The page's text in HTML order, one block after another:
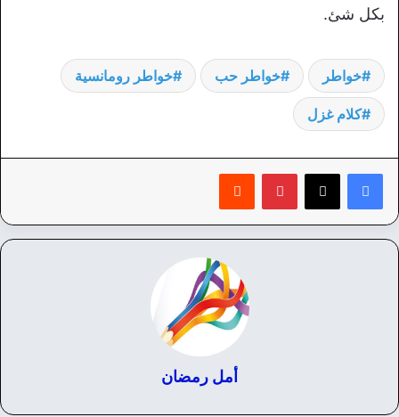
بكل شئ.
خواطر خواطر حب خواطر رومانسية
كلام غزل
بينتيريست
أمل رمضان